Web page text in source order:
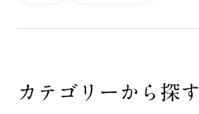
カテゴリーから探す